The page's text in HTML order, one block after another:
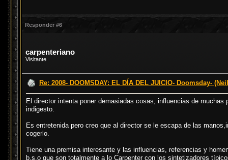
Responder #6
carpenteriano
Visitante
Re: 2008- DOOMSDAY: EL DÍA DEL JUICIO- Doomsday-
El director intenta poner demasiadas cosas, influencias de
indigesto.
Es entretenida pero creo que al director se le escapa de las
cogerlo.
Tiene una premisa interesante y las influencias, referencias y
b.s.o que son totalmente a lo Carpenter con los sintetizadores